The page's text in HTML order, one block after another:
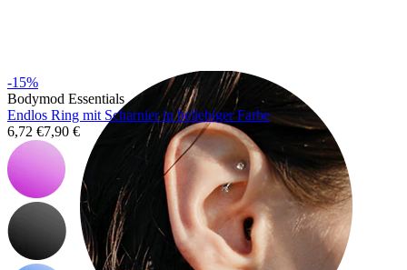
-15%
Bodymod Essentials
Endlos Ring mit Scharnier in beliebiger Farbe
6,72 €7,90 €